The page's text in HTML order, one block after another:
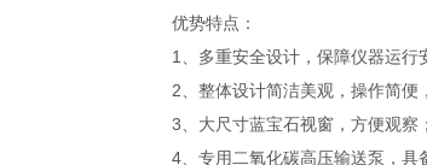
优势特点：
1、多重安全设计，保障仪器运行
2、整体设计简洁美观，操作简便
3、大尺寸蓝宝石视窗，方便观察；
4、专用二氧化碳高压输送泵，具